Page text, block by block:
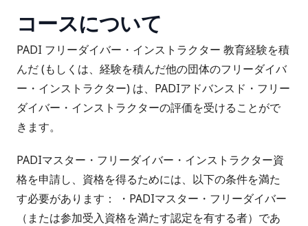
コースについて
PADI フリーダイバー・インストラクター 教育経験を積
んだ (もしくは、経験を積んだ他の団体のフリーダイバ
ー・インストラクター) は、PADIアドバンスド・フリー
ダイバー・インストラクターの評価を受けることがで
きます。
PADIマスター・フリーダイバー・インストラクター資
格を申請し、資格を得るためには、以下の条件を満た
す必要があります： ・PADIマスター・フリーダイバー
（または参加受入資格を満たす認定を有する者）であ